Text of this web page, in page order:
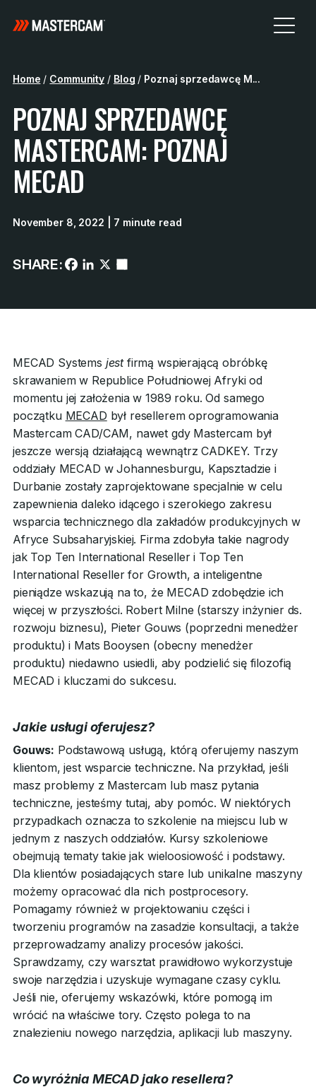
Home / Community / Blog / Poznaj sprzedawcę M...
POZNAJ SPRZEDAWCĘ
MASTERCAM: POZNAJ
MECAD
November 8, 2022 | 7 minute read
SHARE:
MECAD Systems jest firmą wspierającą obróbkę
skrawaniem w Republice Południowej Afryki od
momentu jej założenia w 1989 roku. Od samego
początku MECAD był resellerem oprogramowania
Mastercam CAD/CAM, nawet gdy Mastercam był
jeszcze wersją działającą wewnątrz CADKEY. Trzy
oddziały MECAD w Johannesburgu, Kapsztadzie i
Durbanie zostały zaprojektowane specjalnie w celu
zapewnienia daleko idącego i szerokiego zakresu
wsparcia technicznego dla zakładów produkcyjnych w
Afryce Subsaharyjskiej. Firma zdobyła takie nagrody
jak Top Ten International Reseller i Top Ten
International Reseller for Growth, a inteligentne
pieniądze wskazują na to, że MECAD zdobędzie ich
więcej w przyszłości. Robert Milne (starszy inżynier ds.
rozwoju biznesu), Pieter Gouws (poprzedni menedżer
produktu) i Mats Booysen (obecny menedżer
produktu) niedawno usiedli, aby podzielić się filozofią
MECAD i kluczami do sukcesu.
Jakie usługi oferujesz?
Gouws: Podstawową usługą, którą oferujemy naszym
klientom, jest wsparcie techniczne. Na przykład, jeśli
masz problemy z Mastercam lub masz pytania
techniczne, jesteśmy tutaj, aby pomóc. W niektórych
przypadkach oznacza to szkolenie na miejscu lub w
jednym z naszych oddziałów. Kursy szkoleniowe
obejmują tematy takie jak wieloosiowość i podstawy.
Dla klientów posiadających stare lub unikalne maszyny
możemy opracować dla nich postprocesory.
Pomagamy również w projektowaniu części i
tworzeniu programów na zasadzie konsultacji, a także
przeprowadzamy analizy procesów jakości.
Sprawdzamy, czy warsztat prawidłowo wykorzystuje
swoje narzędzia i uzyskuje wymagane czasy cyklu.
Jeśli nie, oferujemy wskazówki, które pomogą im
wrócić na właściwe tory. Często polega to na
znalezieniu nowego narzędzia, aplikacji lub maszyny.
Co wyróżnia MECAD jako resellera?